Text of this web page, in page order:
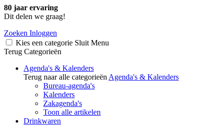
80 jaar ervaring
Dit delen we graag!
Zoeken Inloggen
Kies een categorie Sluit Menu
Terug Categorieën
Agenda's & Kalenders
Terug naar alle categorieën Agenda's & Kalenders
Bureau-agenda's
Kalenders
Zakagenda's
Toon alle artikelen
Drinkwaren